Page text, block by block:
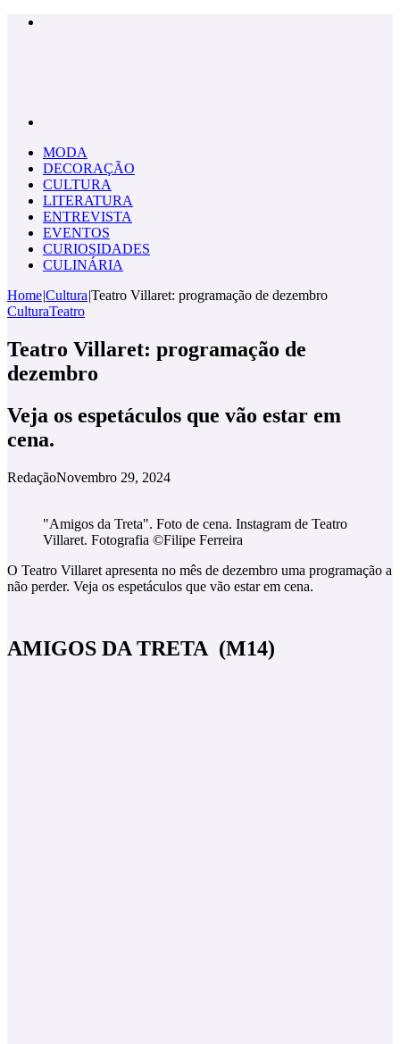
MODA
DECORAÇÃO
CULTURA
LITERATURA
ENTREVISTA
EVENTOS
CURIOSIDADES
CULINÁRIA
Home|Cultura|Teatro Villaret: programação de dezembro
CulturaTeatro
Teatro Villaret: programação de
dezembro
Veja os espetáculos que vão estar em
cena.
RedaçãoNovembro 29, 2024
"Amigos da Treta". Foto de cena. Instagram de Teatro
Villaret. Fotografia ©Filipe Ferreira
O Teatro Villaret apresenta no mês de dezembro uma programação a
não perder. Veja os espetáculos que vão estar em cena.
AMIGOS DA TRETA (M14)